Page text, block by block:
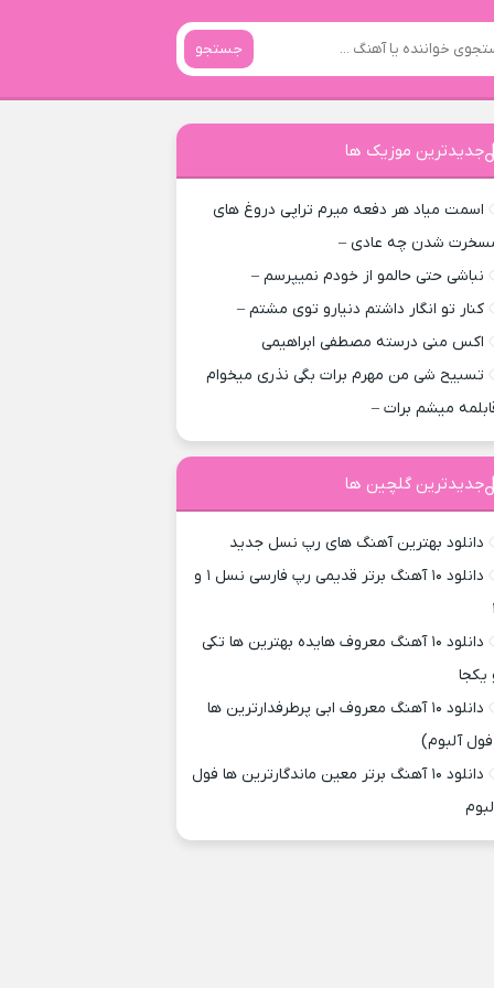
جستجو
جدیدترین موزیک ها
اسمت میاد هر دفعه میرم تراپی دروغ‌ های
شدن چه عادی –
نباشی حتی حالمو از خودم نمیپرسم –
کنار تو انگار داشتم دنیارو توی مشتم –
اکس منی درسته مصطفی ابراهیمی
تسبیح شی من مهرم برات بگی نذری میخوام
میشم برات –
جدیدترین گلچین ها
دانلود بهترین آهنگ های رپ نسل جدید
دانلود ۱۰ آهنگ برتر قدیمی رپ فارسی نسل ۱ و
دانلود ۱۰ آهنگ معروف هایده بهترین ها تکی
یکجا
دانلود ۱۰ آهنگ معروف ابی پرطرفدارترین ها
آلبوم)
دانلود ۱۰ آهنگ برتر معین ماندگارترین ها فول